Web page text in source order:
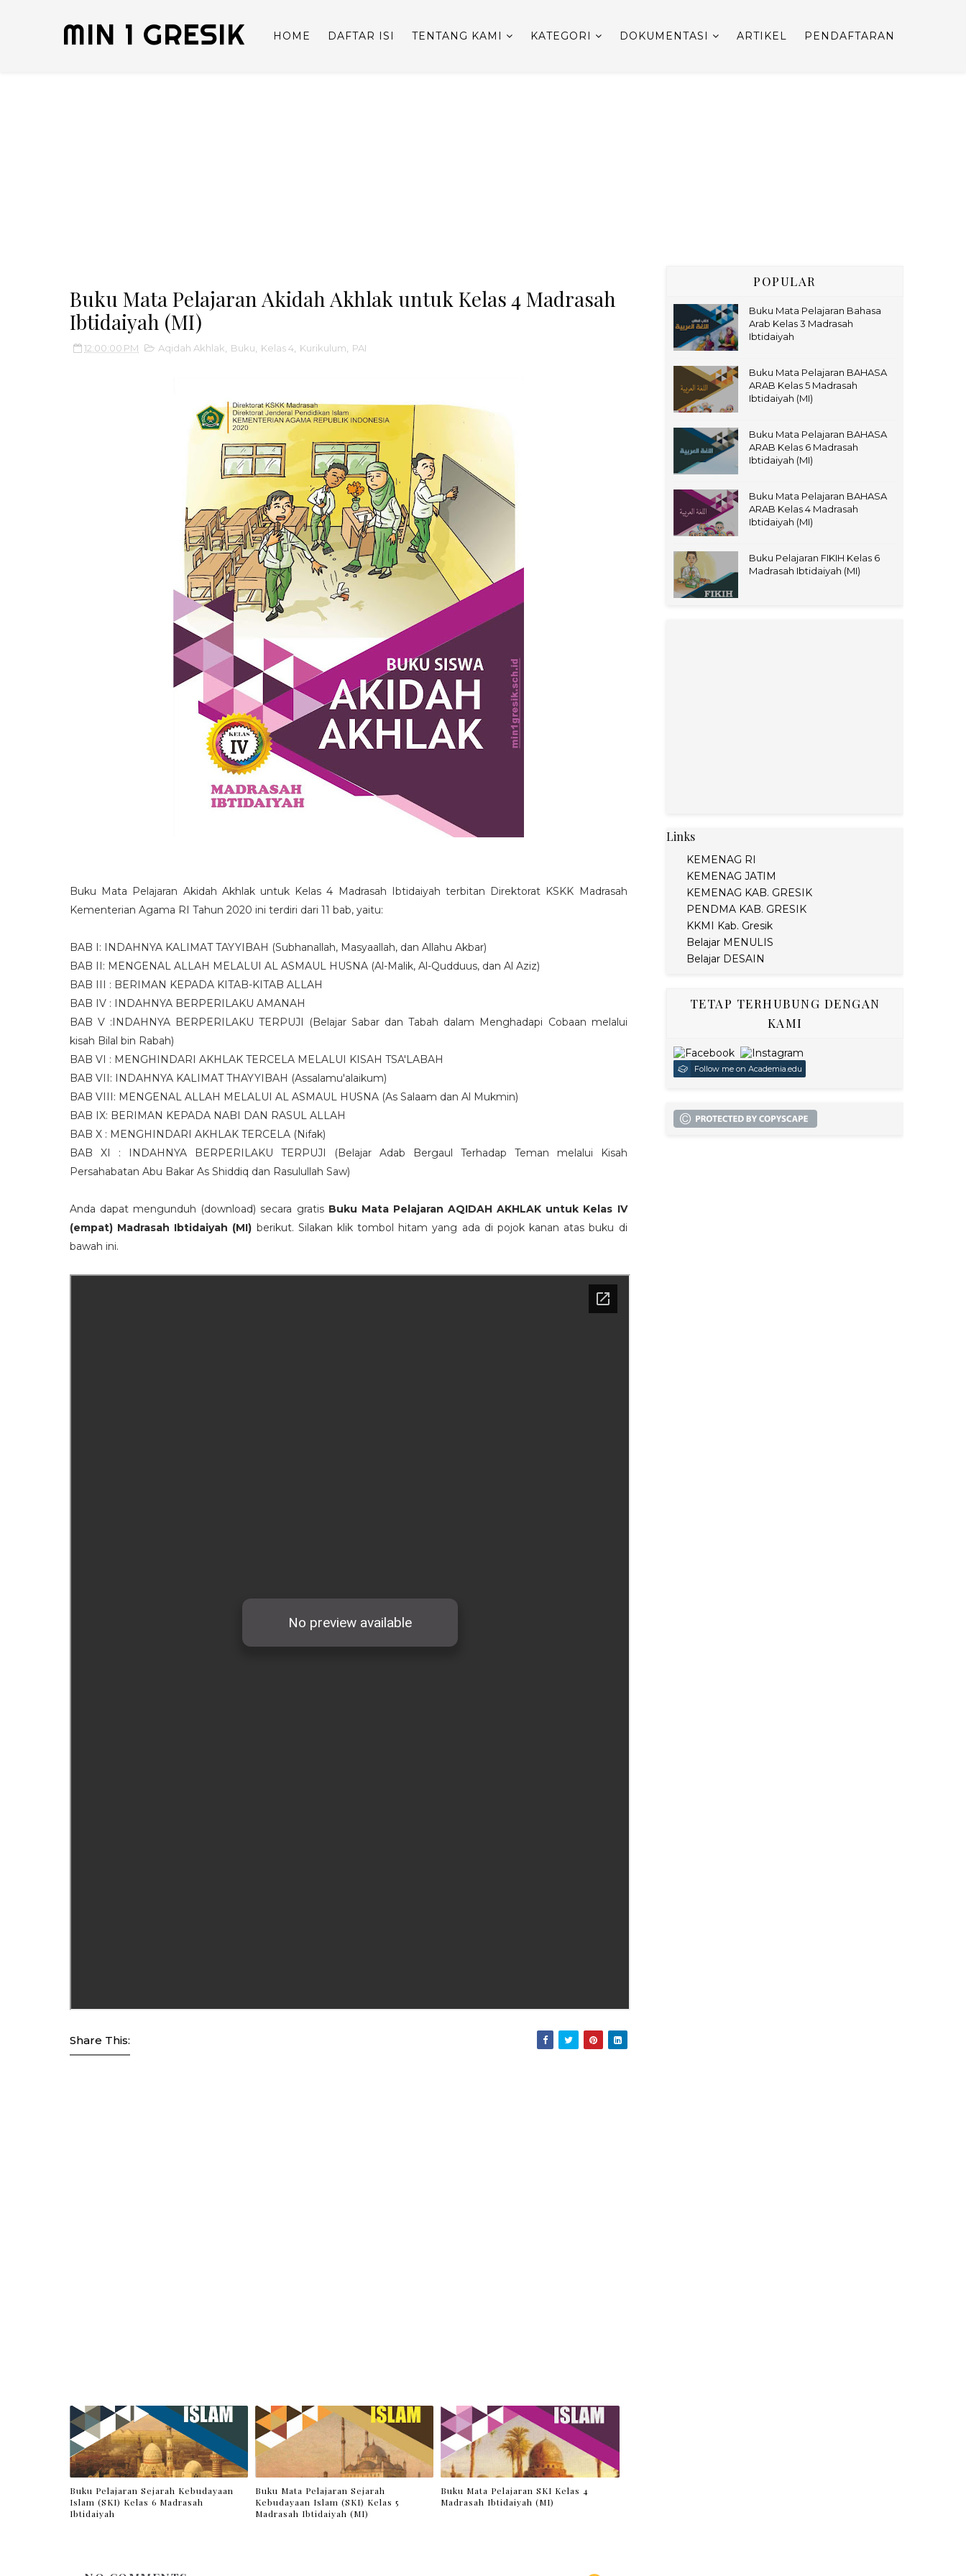
MIN 1 GRESIK HOME DAFTAR ISI TENTANG KAMI KATEGORI DOKUMENTASI ARTIKEL PENDAFTARAN
Buku Mata Pelajaran Akidah Akhlak untuk Kelas 4 Madrasah
Ibtidaiyah (MI)
12:00:00 PM Aqidah Akhlak Buku Kelas 4 Kurikulum PAI
Buku Mata Pelajaran Akidah Akhlak untuk Kelas 4 Madrasah Ibtidaiyah terbitan Direktorat KSKK Madrasah
Kementerian Agama RI Tahun 2020 ini terdiri dari 11 bab, yaitu:
BAB I: INDAHNYA KALIMAT TAYYIBAH (Subhanallah, Masyaallah, dan Allahu Akbar)
BAB II: MENGENAL ALLAH MELALUI AL ASMAUL HUSNA (Al-Malik, Al-Qudduus, dan Al Aziz)
BAB III : BERIMAN KEPADA KITAB-KITAB ALLAH
BAB IV : INDAHNYA BERPERILAKU AMANAH
BAB V :INDAHNYA BERPERILAKU TERPUJI (Belajar Sabar dan Tabah dalam Menghadapi Cobaan melalui
kisah Bilal bin Rabah)
BAB VI : MENGHINDARI AKHLAK TERCELA MELALUI KISAH TSA'LABAH
BAB VII: INDAHNYA KALIMAT THAYYIBAH (Assalamu'alaikum)
BAB VIII: MENGENAL ALLAH MELALUI AL ASMAUL HUSNA (As Salaam dan Al Mukmin)
BAB IX: BERIMAN KEPADA NABI DAN RASUL ALLAH
BAB X : MENGHINDARI AKHLAK TERCELA (Nifak)
BAB XI : INDAHNYA BERPERILAKU TERPUJI (Belajar Adab Bergaul Terhadap Teman melalui Kisah
Persahabatan Abu Bakar As Shiddiq dan Rasulullah Saw)
Anda dapat mengunduh (download) secara gratis Buku Mata Pelajaran AQIDAH AKHLAK untuk Kelas IV
(empat) Madrasah Ibtidaiyah (MI) berikut. Silakan klik tombol hitam yang ada di pojok kanan atas buku di
bawah ini.
Share This:
Buku Pelajaran Sejarah Kebudayaan
Islam (SKI) Kelas 6 Madrasah
Ibtidaiyah
Buku Mata Pelajaran Sejarah
Kebudayaan Islam (SKI) Kelas 5
Madrasah Ibtidaiyah (MI)
Buku Mata Pelajaran SKI Kelas 4
Madrasah Ibtidaiyah (MI)
POPULAR
Buku Mata Pelajaran Bahasa
Arab Kelas 3 Madrasah
Ibtidaiyah
Buku Mata Pelajaran BAHASA
ARAB Kelas 5 Madrasah
Ibtidaiyah (MI)
Buku Mata Pelajaran BAHASA
ARAB Kelas 6 Madrasah
Ibtidaiyah (MI)
Buku Mata Pelajaran BAHASA
ARAB Kelas 4 Madrasah
Ibtidaiyah (MI)
Buku Pelajaran FIKIH Kelas 6
Madrasah Ibtidaiyah (MI)
Links
KEMENAG RI
KEMENAG JATIM
KEMENAG KAB. GRESIK
PENDMA KAB. GRESIK
KKMI Kab. Gresik
Belajar MENULIS
Belajar DESAIN
TETAP TERHUBUNG DENGAN
KAMI
Follow me on Academia.edu